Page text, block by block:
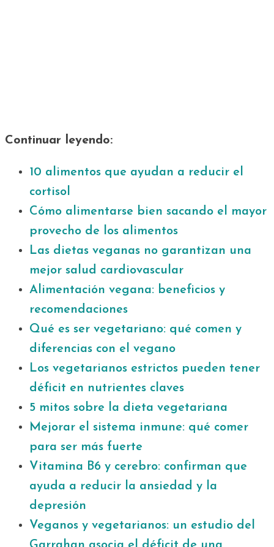
Continuar leyendo:
10 alimentos que ayudan a reducir el
cortisol
Cómo alimentarse bien sacando el mayor
provecho de los alimentos
Las dietas veganas no garantizan una
mejor salud cardiovascular
Alimentación vegana: beneficios y
recomendaciones
Qué es ser vegetariano: qué comen y
diferencias con el vegano
Los vegetarianos estrictos pueden tener
déficit en nutrientes claves
5 mitos sobre la dieta vegetariana
Mejorar el sistema inmune: qué comer
para ser más fuerte
Vitamina B6 y cerebro: confirman que
ayuda a reducir la ansiedad y la
depresión
Veganos y vegetarianos: un estudio del